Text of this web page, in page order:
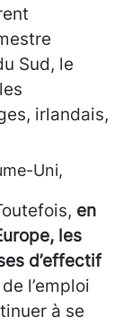
Sud, le
irlandais,
Uni,
en
les
d’effectif
l’emploi
à se